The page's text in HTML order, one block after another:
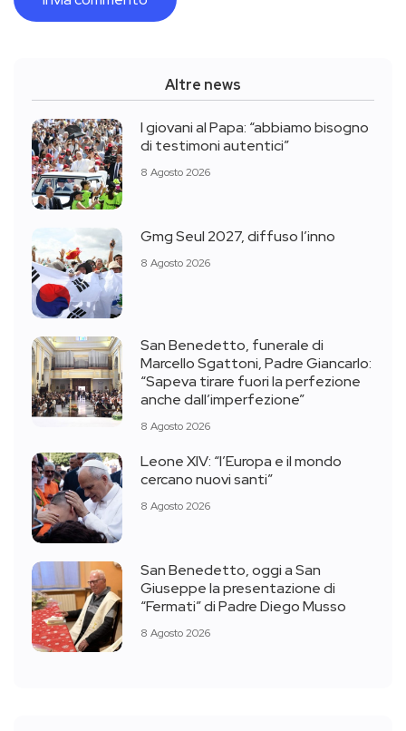
Altre news
I giovani al Papa: “abbiamo bisogno
di testimoni autentici”
8 Agosto 2026
Gmg Seul 2027, diffuso l’inno
8 Agosto 2026
San Benedetto, funerale di
Marcello Sgattoni, Padre Giancarlo:
“Sapeva tirare fuori la perfezione
anche dall’imperfezione”
8 Agosto 2026
Leone XIV: “l’Europa e il mondo
cercano nuovi santi”
8 Agosto 2026
San Benedetto, oggi a San
Giuseppe la presentazione di
“Fermati” di Padre Diego Musso
8 Agosto 2026